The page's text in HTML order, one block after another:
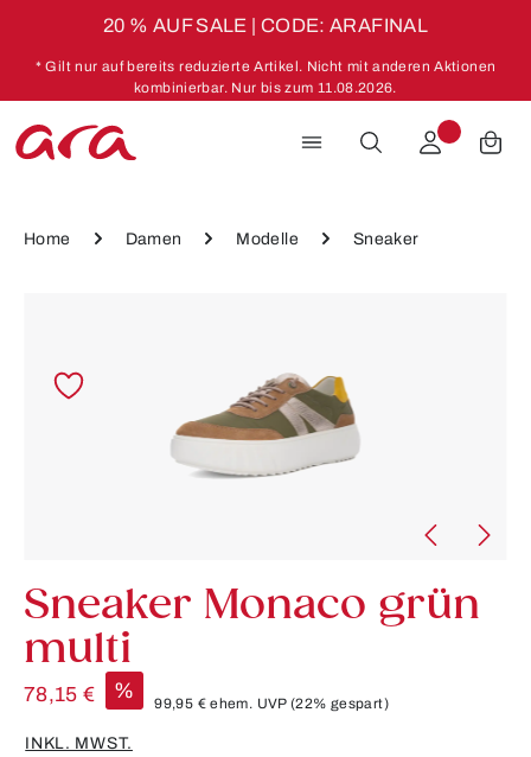
20 % AUF SALE | CODE: ARAFINAL
* Gilt nur auf bereits reduzierte Artikel. Nicht mit anderen Aktionen
kombinierbar. Nur bis zum 11.08.2026.
Home Damen Modelle Sneaker
Sneaker Monaco grün
multi
78,15 € %
99,95 €ehem. UVP(22% gespart)
INKL. MWST.